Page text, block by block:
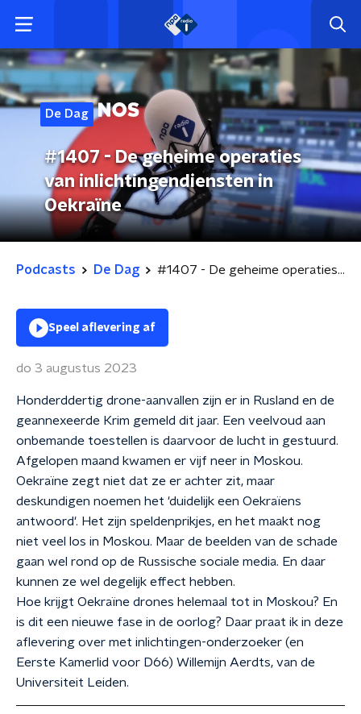
De Dag
#1407 - De geheime operaties
van inlichtingendiensten in
Oekraïne
Podcasts De Dag #1407 - De geheime operaties van inlichtingendiensten in Oekraïne
Speel aflevering af
do 3 augustus 2023
Honderddertig drone-aanvallen zijn er in Rusland en de
geannexeerde Krim gemeld dit jaar. Een veelvoud aan
onbemande toestellen is daarvoor de lucht in gestuurd.
Afgelopen maand kwamen er vijf neer in Moskou.
Oekraïne zegt niet dat ze er achter zit, maar
deskundigen noemen het 'duidelijk een Oekraïens
antwoord'. Het zijn speldenprikjes, en het maakt nog
niet veel los in Moskou. Maar de beelden van de schade
gaan wel rond op de Russische sociale media. En daar
kunnen ze wel degelijk effect hebben.
Hoe krijgt Oekraïne drones helemaal tot in Moskou? En
is dit een nieuwe fase in de oorlog? Daar praat ik in deze
aflevering over met inlichtingen-onderzoeker (en
Eerste Kamerlid voor D66) Willemijn Aerdts, van de
Universiteit Leiden.